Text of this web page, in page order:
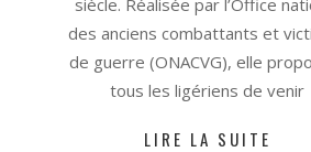
siècle. Réalisée par l’Office
des anciens combattants et
de guerre (ONACVG), elle
tous les ligériens de venir
LIRE LA SUITE